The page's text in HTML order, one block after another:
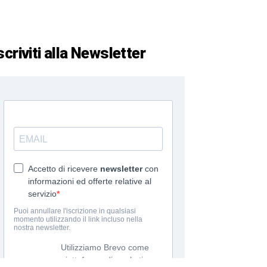
alla Newsletter